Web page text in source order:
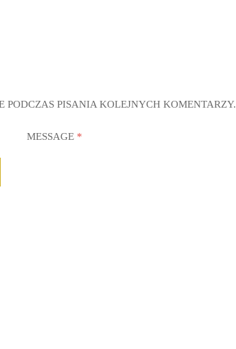
PODCZAS PISANIA KOLEJNYCH KOMENTARZY.
MESSAGE *